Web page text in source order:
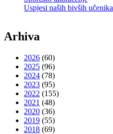
Uspjesi naših bivših učenika
Arhiva
2026 (60)
2025 (96)
2024 (78)
2023 (95)
2022 (155)
2021 (48)
2020 (36)
2019 (55)
2018 (69)